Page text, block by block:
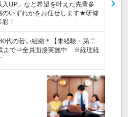
入UP」など希望を叶えた先輩多
のいずれかをお任せします★研修
！
代の若い組織＊【未経験・第二
まで⇒全員面接実施中 ※経理経